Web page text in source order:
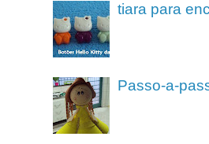
tiara para
Passo-a-